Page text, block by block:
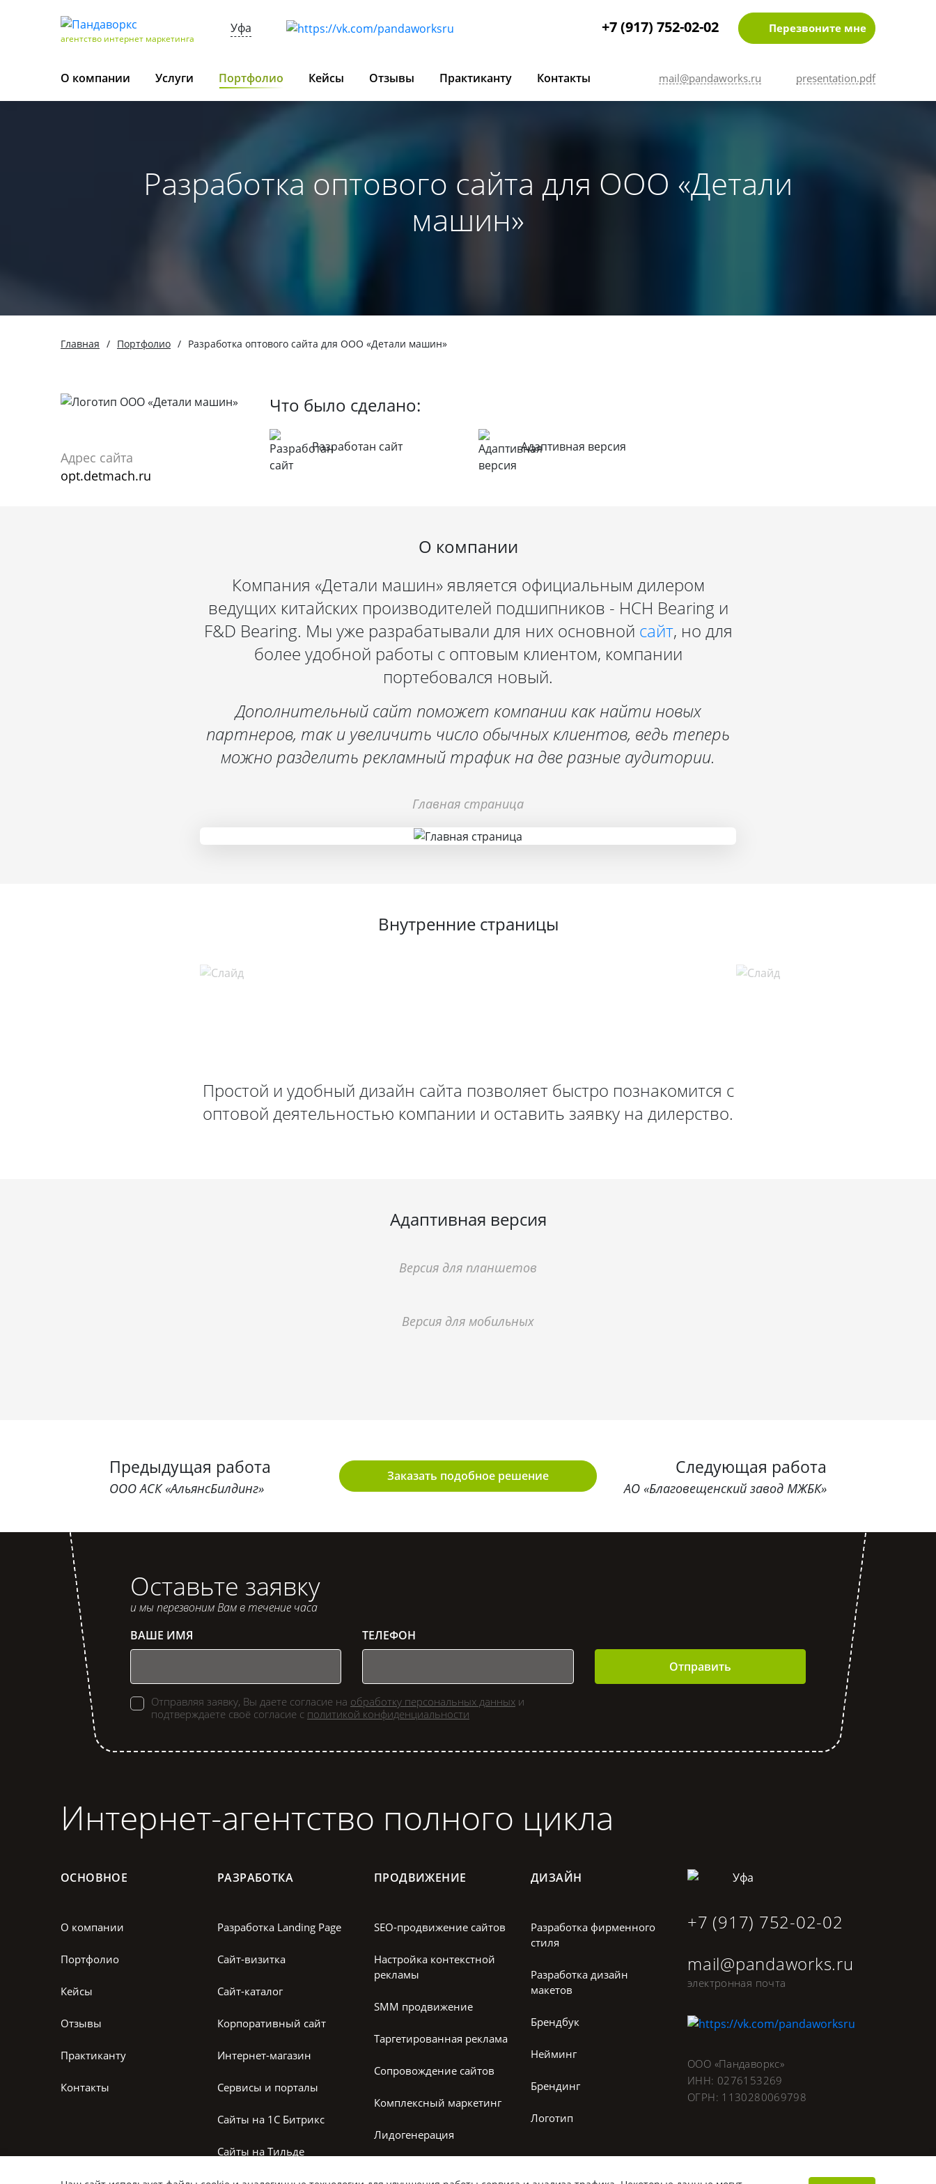
агентство интернет маркетинга
Уфа +7 (917) 752-02-02 Перезвоните мне
О компании Услуги Портфолио Кейсы Отзывы Практиканту Контакты mail@pandaworks.ru presentation.pdf
Разработка оптового сайта для ООО «Детали
машин»
Главная / Портфолио / Разработка оптового сайта для ООО «Детали машин»
Адрес сайта
opt.detmach.ru
Что было сделано:
Разработан сайт Адаптивная версия
О компании
Компания «Детали машин» является официальным дилером
ведущих китайских производителей подшипников - HCH Bearing и
F&D Bearing. Мы уже разрабатывали для них основной сайт, но для
более удобной работы с оптовым клиентом, компании
портебовался новый.
Дополнительный сайт поможет компании как найти новых
партнеров, так и увеличить число обычных клиентов, ведь теперь
можно разделить рекламный трафик на две разные аудитории.
Главная страница
Внутренние страницы
Простой и удобный дизайн сайта позволяет быстро познакомится с
оптовой деятельностью компании и оставить заявку на дилерство.
Адаптивная версия
Версия для планшетов
Версия для мобильных
Предыдущая работа
ООО АСК «АльянсБилдинг»
Заказать подобное решение Следующая работа
АО «Благовещенский завод МЖБК»
Оставьте заявку
и мы перезвоним Вам в течение часа
ВАШЕ ИМЯ
ТЕЛЕФОН
Отправить
Отправляя заявку, Вы даете согласие на обработку персональных данных и
подтверждаете своё согласие с политикой конфиденциальности
Интернет-агентство полного цикла
ОСНОВНОЕ
О компании
Портфолио
Кейсы
Отзывы
Практиканту
Контакты
РАЗРАБОТКА
Разработка Landing Page
Сайт-визитка
Сайт-каталог
Корпоративный сайт
Интернет-магазин
Сервисы и порталы
Сайты на 1С Битрикс
Сайты на Тильде
ПРОДВИЖЕНИЕ
SEO-продвижение сайтов
Настройка контекстной
рекламы
SMM продвижение
Таргетированная реклама
Сопровождение сайтов
Комплексный маркетинг
Лидогенерация
ДИЗАЙН
Разработка фирменного
стиля
Разработка дизайн
макетов
Брендбук
Нейминг
Брендинг
Логотип
Уфа
+7 (917) 752-02-02
mail@pandaworks.ru
электронная почта
ООО «Пандаворкс»
ИНН: 0276153269
ОГРН: 1130280069798